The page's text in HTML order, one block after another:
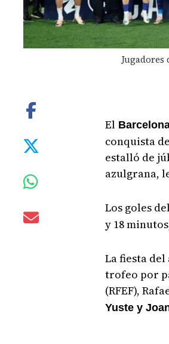
Jugadores
El
conquista
estalló de
azulgrana,
Los goles
y 18
La fiesta
trofeo por
(RFEF),
Yuste y